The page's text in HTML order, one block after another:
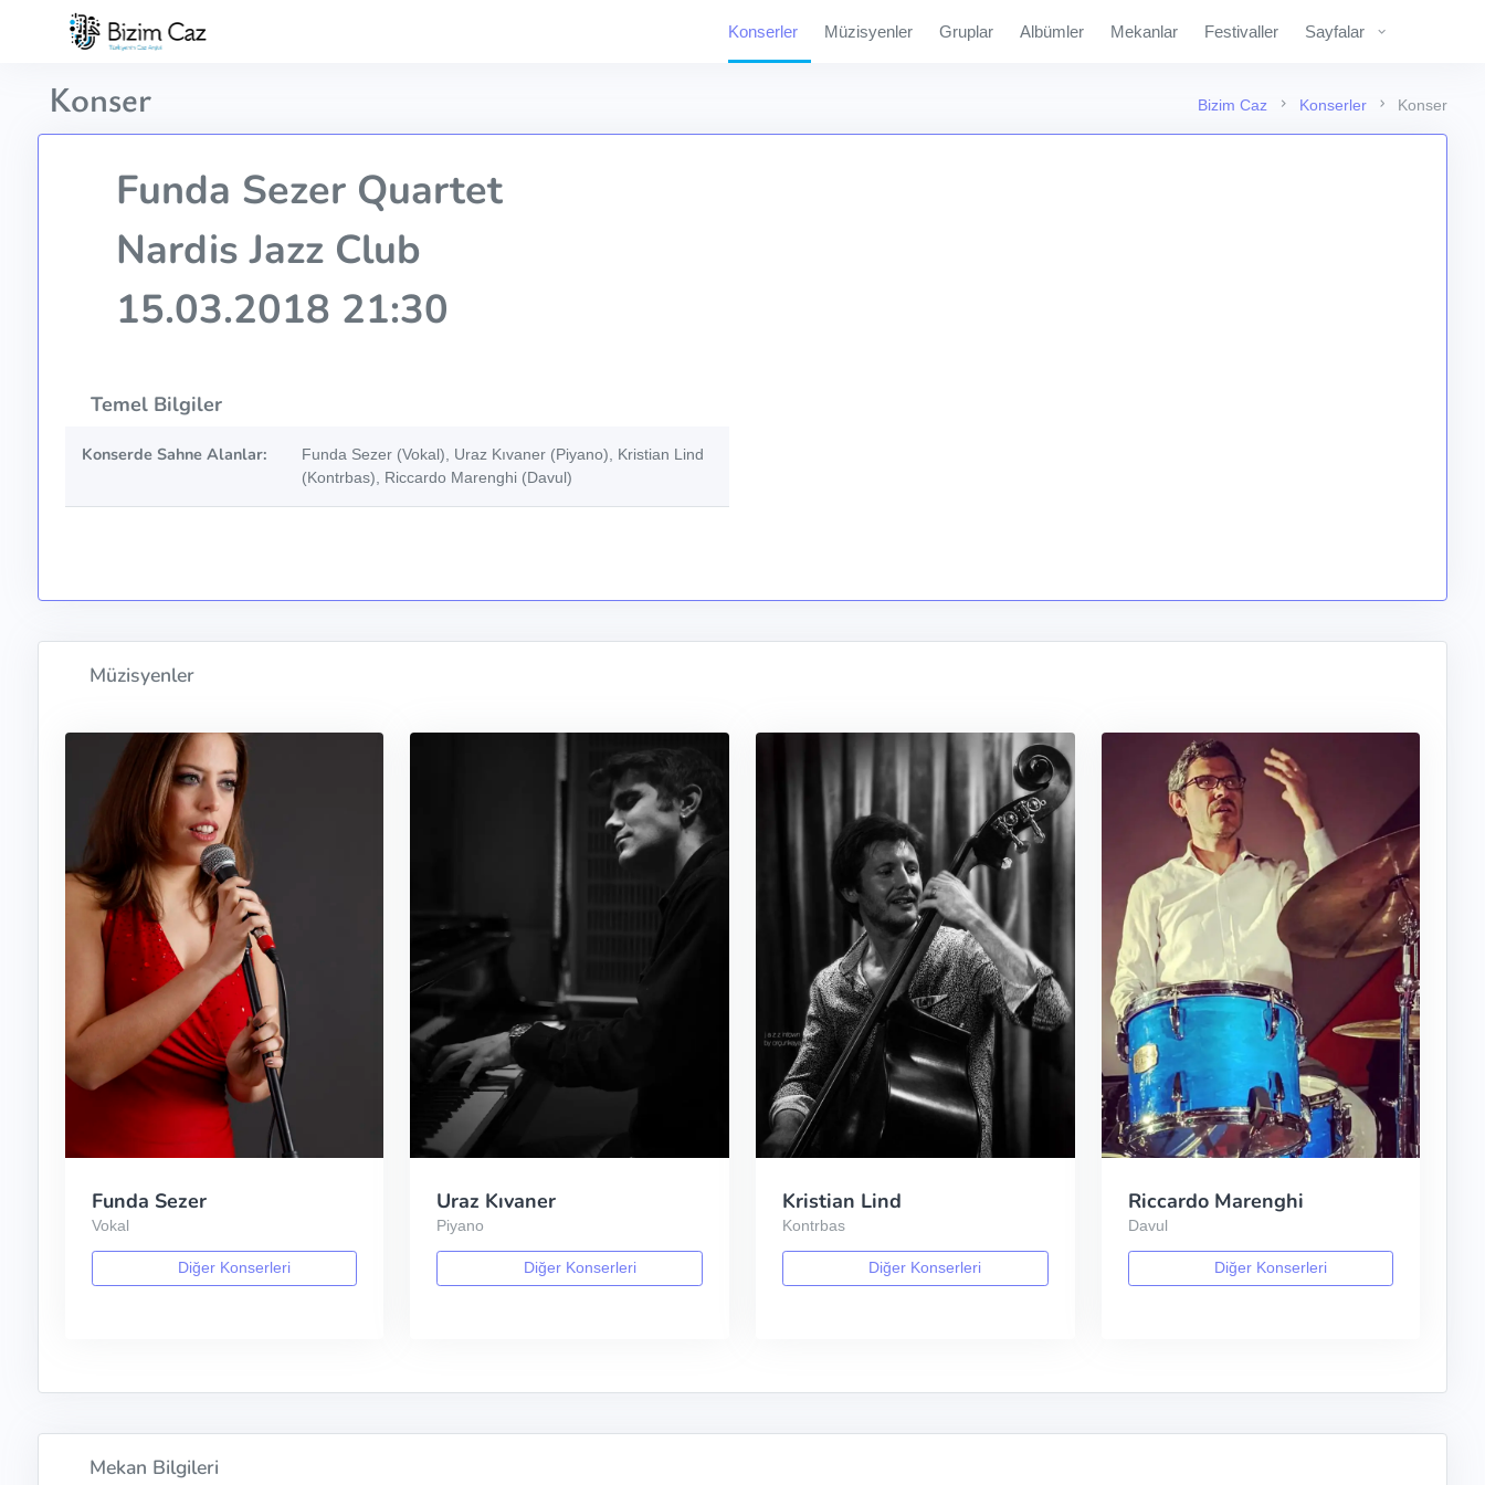
Konserler Müzisyenler Gruplar Albümler Mekanlar Festivaller Sayfalar
Bizim Caz Konserler Konser
Konser
Funda Sezer Quartet
Nardis Jazz Club
15.03.2018 21:30
Temel Bilgiler
Konserde Sahne Alanlar:
Funda Sezer (Vokal), Uraz Kıvaner (Piyano), Kristian Lind
(Kontrbas), Riccardo Marenghi (Davul)
Müzisyenler
Funda Sezer
Vokal
Diğer Konserleri
Uraz Kıvaner
Piyano
Diğer Konserleri
Kristian Lind
Kontrbas
Diğer Konserleri
Riccardo Marenghi
Davul
Diğer Konserleri
Mekan Bilgileri